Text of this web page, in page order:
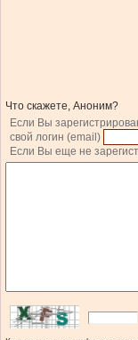
Что скажете, Аноним?
Если Вы
свой логин (email)
Если Вы еще не